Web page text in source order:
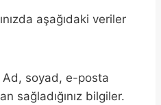
aşağıdaki veriler
Ad, soyad, e-posta
sağladığınız bilgiler.